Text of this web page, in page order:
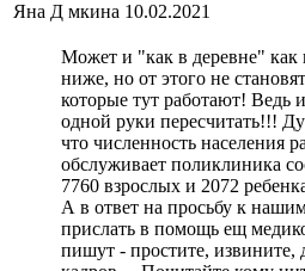
Яна Д мкина 10.02.2021
Может и "как в деревне" как
ниже, но от этого не
которые тут работают! Ведь
одной руки пересчитать!!!
что численность населения
обслуживает поликлиника
7760 взрослых и 2072
А в ответ на просьбу к
прислать в помощь ещ
пишут - простите, извините,